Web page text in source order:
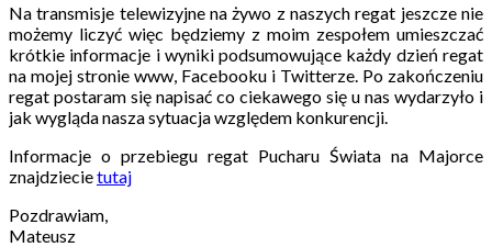
Na transmisje telewizyjne na żywo z naszych regat jeszcze nie
możemy liczyć więc będziemy z moim zespołem umieszczać
krótkie informacje i wyniki podsumowujące każdy dzień regat
na mojej stronie www, Facebooku i Twitterze. Po zakończeniu
regat postaram się napisać co ciekawego się u nas wydarzyło i
jak wygląda nasza sytuacja względem konkurencji.
Informacje o przebiegu regat Pucharu Świata na Majorce
znajdziecietutaj
Pozdrawiam,
Mateusz